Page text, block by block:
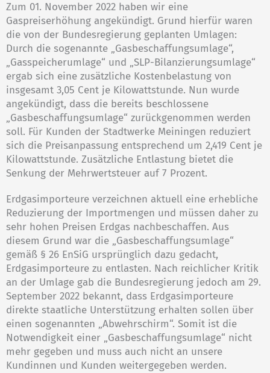
Zum 01. November 2022 haben wir eine
Gaspreiserhöhung angekündigt. Grund hierfür waren
die von der Bundesregierung geplanten Umlagen:
Durch die sogenannte „Gasbeschaffungsumlage“,
„Gasspeicherumlage“ und „SLP-Bilanzierungsumlage“
ergab sich eine zusätzliche Kostenbelastung von
insgesamt 3,05 Cent je Kilowattstunde. Nun wurde
angekündigt, dass die bereits beschlossene
„Gasbeschaffungsumlage“ zurückgenommen werden
soll. Für Kunden der Stadtwerke Meiningen reduziert
sich die Preisanpassung entsprechend um 2,419 Cent je
Kilowattstunde. Zusätzliche Entlastung bietet die
Senkung der Mehrwertsteuer auf 7 Prozent.
Erdgasimporteure verzeichnen aktuell eine erhebliche
Reduzierung der Importmengen und müssen daher zu
sehr hohen Preisen Erdgas nachbeschaffen. Aus
diesem Grund war die „Gasbeschaffungsumlage“
gemäß § 26 EnSiG ursprünglich dazu gedacht,
Erdgasimporteure zu entlasten. Nach reichlicher Kritik
an der Umlage gab die Bundesregierung jedoch am 29.
September 2022 bekannt, dass Erdgasimporteure
direkte staatliche Unterstützung erhalten sollen über
einen sogenannten „Abwehrschirm“. Somit ist die
Notwendigkeit einer „Gasbeschaffungsumlage“ nicht
mehr gegeben und muss auch nicht an unsere
Kundinnen und Kunden weitergegeben werden.